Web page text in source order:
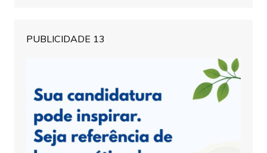
PUBLICIDADE 13